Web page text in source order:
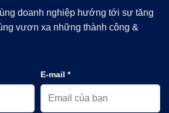
doanh nghiệp hướng tới sự tăng
vươn xa những thành công &
E-mail *